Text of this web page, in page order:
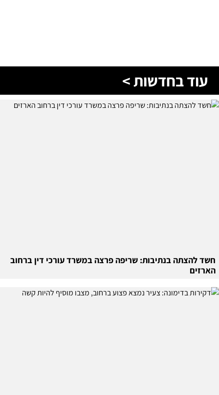
עוד בחדשות >
חשד להצתה בנתיבות: שריפה פרצה במשרד עורכי דין ברחוב
הארזים